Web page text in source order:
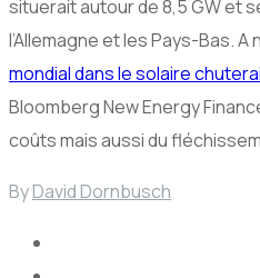
situerait autour de 8,5 GW et
l’Allemagne et les Pays-Bas. A
mondial dans le solaire
Bloomberg New Energy
coûts mais aussi du
ByDavid Dornbusch